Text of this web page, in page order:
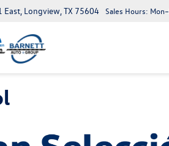
Longview, TX 75604 Sales Hours: